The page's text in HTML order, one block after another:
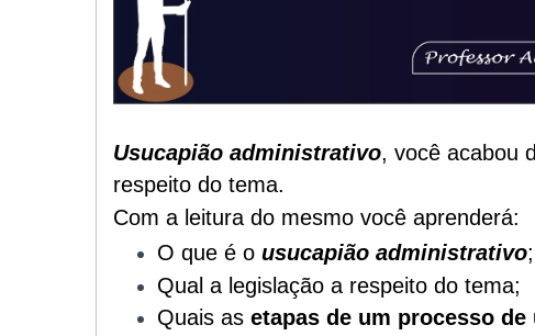
Usucapião administrativo, você acabou
respeito do tema.
Com a leitura do mesmo você aprenderá:
O que é o usucapião administrativo;
Qual a legislação a respeito do tema;
Quais as etapas de um processo